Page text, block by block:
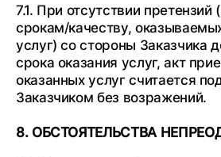
7.1. При отсутствии претензий
срокам/качеству,
услуг) со стороны Заказчика
срока оказания услуг, акт
оказанных услуг считается
Заказчиком без возражений.
8. ОБСТОЯТЕЛЬСТВА